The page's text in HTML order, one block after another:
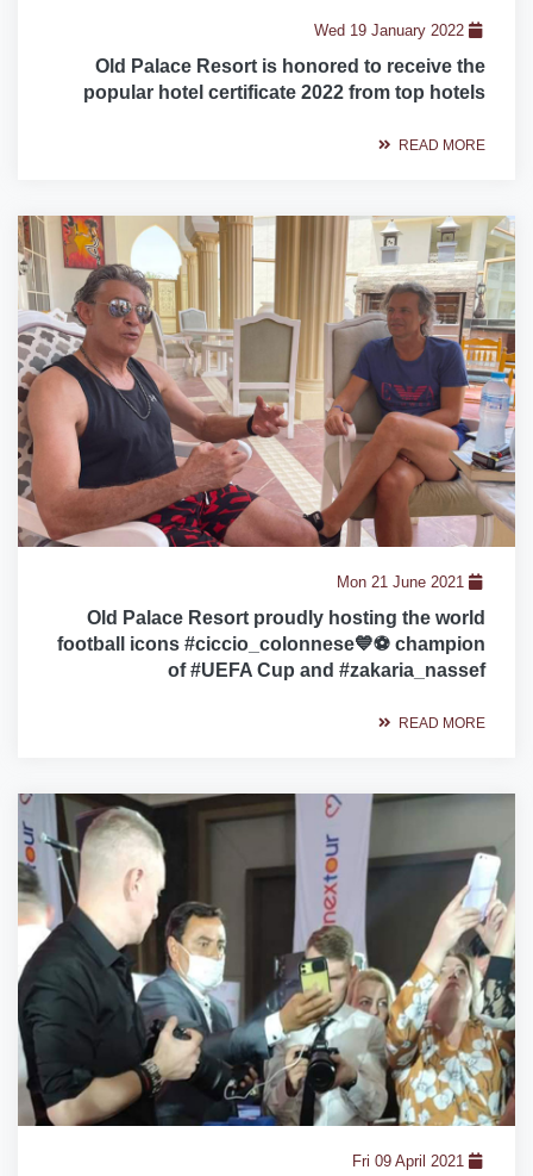
Old Palace Resort is honored to receive the
popular hotel certificate 2022 from top hotels
READ MORE
Old Palace Resort proudly hosting the world
football icons #ciccio_colonnese💙⚽️ champion
of #UEFA Cup and #zakaria_nassef
READ MORE